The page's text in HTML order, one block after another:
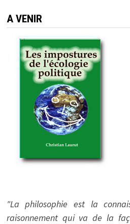
A VENIR
"La philosophie est la
raisonnement qui va de la